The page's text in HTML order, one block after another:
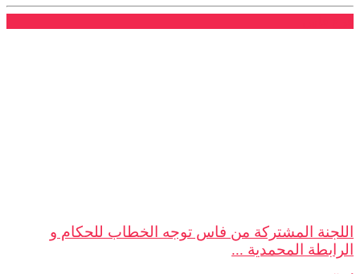
اللجنة المشتركة من فاس توجه الخطاب للحكام و
الرابطة المحمدية ...